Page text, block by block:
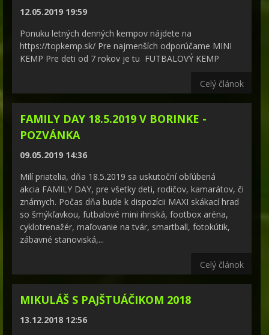
12.05.2019 19:59
Ponuku letných denných kempov nájdete na
https://topkemp.sk/ Pre najmenších odporúčame MINI
KEMP Pre deti od 7 rokov je tu FUTBALOVÝ KEMP
Celý článok
FAMILY DAY 18.5.2019 V BORINKE -
POZVÁNKA
09.05.2019 14:36
Milí priatelia, dňa 18.5.2019 sa uskutoční obľúbená
akcia FAMILY DAY, pre všetky deti, rodičov, kamarátov, či
známych. Počas dňa bude k dispozícii MAXI skákací hrad
so šmýkľavkou, futbalové mini ihriská, footbox aréna,
cyklotrenažér, maľovanie na tvár, smartball, fotokútik,
zábavné stanoviská,...
Celý článok
MIKULÁŠ S PAJŠTUÁČIKOM 2018
13.12.2018 12:56